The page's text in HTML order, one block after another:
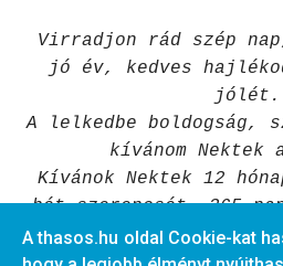
Virradjon rád szép
jó év, kedves
jólét.
A lelkedbe boldogság,
kívánom Nektek
Kívánok Nektek 12
hét szerencsét,365
óra szerelmet,
A thasos.hu oldal Cookie-kat